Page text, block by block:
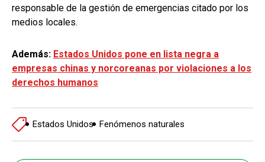
responsable de la gestión de emergencias citado por los
medios locales.
Además: Estados Unidos pone en lista negra a
empresas chinas y norcoreanas por violaciones a los
derechos humanos
Estados Unidos Fenómenos naturales